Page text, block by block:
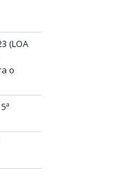
(LOA
o